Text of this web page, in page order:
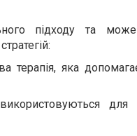
підходу та
терапія, яка